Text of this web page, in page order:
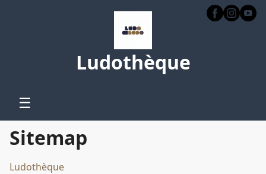
Ludothèque
☰
Sitemap
Ludothèque